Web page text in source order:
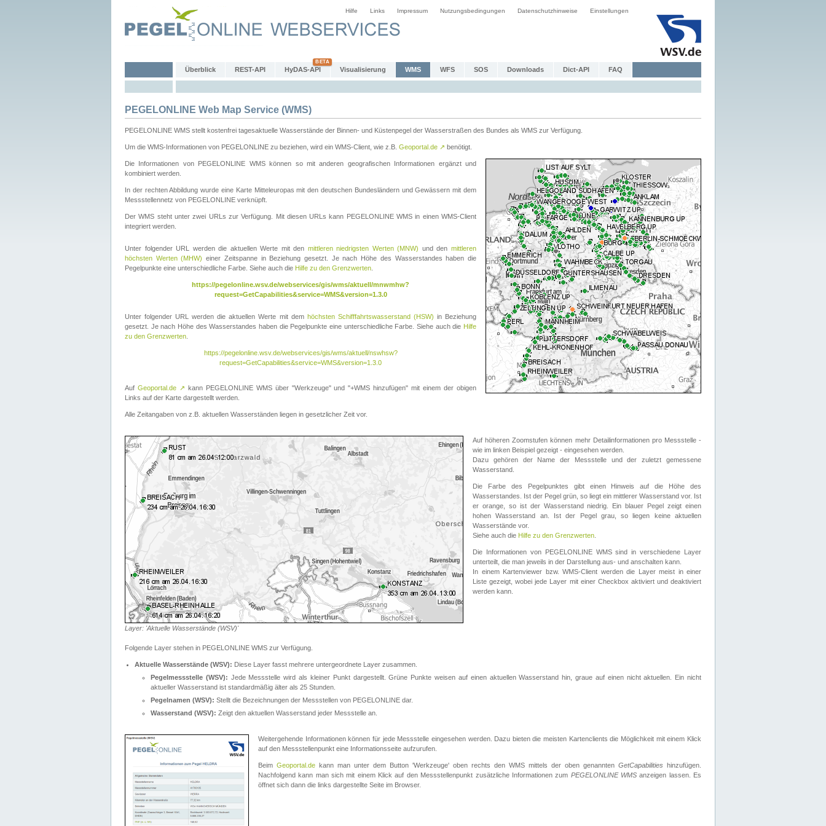
Hilfe Links Impressum Nutzungsbedingungen Datenschutzhinweise Einstellungen
Überblick REST-API HyDAS-API Visualisierung WMS WFS SOS Downloads Dict-API FAQ
PEGELONLINE Web Map Service (WMS)
PEGELONLINE WMS stellt kostenfrei tagesaktuelle Wasserstände der Binnen- und Küstenpegel der Wasserstraßen des Bundes als WMS zur Verfügung.
Um die WMS-Informationen von PEGELONLINE zu beziehen, wird ein WMS-Client, wie z.B. Geoportal.de ↗ benötigt.
Die Informationen von PEGELONLINE WMS können so mit anderen geografischen Informationen ergänzt und
kombiniert werden.
In der rechten Abbildung wurde eine Karte Mitteleuropas mit den deutschen Bundesländern und Gewässern mit dem
Messstellennetz von PEGELONLINE verknüpft.
Der WMS steht unter zwei URLs zur Verfügung. Mit diesen URLs kann PEGELONLINE WMS in einen WMS-Client
integriert werden.
Unter folgender URL werden die aktuellen Werte mit den mittleren niedrigsten Werten (MNW) und denmittleren
höchsten Werten (MHW) einer Zeitspanne in Beziehung gesetzt. Je nach Höhe des Wasserstandes haben die
Pegelpunkte eine unterschiedliche Farbe. Siehe auch die Hilfe zu den Grenzwerten
https://pegelonline.wsv.de/webservices/gis/wms/aktuell/mnwmhw?
request=GetCapabilities&service=WMS&version=1.3.0
Unter folgender URL werden die aktuellen Werte mit dem höchsten Schifffahrtswasserstand (HSW) in Beziehung
gesetzt. Je nach Höhe des Wasserstandes haben die Pegelpunkte eine unterschiedliche Farbe. Siehe auch die Hilfe
zu den Grenzwerten
https://pegelonline.wsv.de/webservices/gis/wms/aktuell/nswhsw?
request=GetCapabilities&service=WMS&version=1.3.0
Auf Geoportal.de ↗ kann PEGELONLINE WMS über "Werkzeuge" und "+WMS hinzufügen" mit einem der obigen
Links auf der Karte dargestellt werden.
Alle Zeitangaben von z.B. aktuellen Wasserständen liegen in gesetzlicher Zeit vor.
Layer: 'Aktuelle Wasserstände (WSV)'
Auf höheren Zoomstufen können mehr Detailinformationen pro Messstelle -
wie im linken Beispiel gezeigt - eingesehen werden.
Dazu gehören der Name der Messstelle und der zuletzt gemessene
Wasserstand.
Die Farbe des Pegelpunktes gibt einen Hinweis auf die Höhe des
Wasserstandes. Ist der Pegel grün, so liegt ein mittlerer Wasserstand vor. Ist
er orange, so ist der Wasserstand niedrig. Ein blauer Pegel zeigt einen
hohen Wasserstand an. Ist der Pegel grau, so liegen keine aktuellen
Wasserstände vor.
Siehe auch die Hilfe zu den Grenzwerten
Die Informationen von PEGELONLINE WMS sind in verschiedene Layer
unterteilt, die man jeweils in der Darstellung aus- und anschalten kann.
In einem Kartenviewer bzw. WMS-Client werden die Layer meist in einer
Liste gezeigt, wobei jede Layer mit einer Checkbox aktiviert und deaktiviert
werden kann.
Folgende Layer stehen in PEGELONLINE WMS zur Verfügung.
Aktuelle Wasserstände (WSV): Diese Layer fasst mehrere untergeordnete Layer zusammen.
Pegelmessstelle (WSV): Jede Messstelle wird als kleiner Punkt dargestellt. Grüne Punkte weisen auf einen aktuellen Wasserstand hin, graue auf einen nicht aktuellen. Ein nicht
aktueller Wasserstand ist standardmäßig älter als 25 Stunden.
Pegelnamen (WSV): Stellt die Bezeichnungen der Messstellen von PEGELONLINE dar.
Wasserstand (WSV): Zeigt den aktuellen Wasserstand jeder Messstelle an.
Weitergehende Informationen können für jede Messstelle eingesehen werden. Dazu bieten die meisten Kartenclients die Möglichkeit mit einem Klick
auf den Messstellenpunkt eine Informationsseite aufzurufen.
Beim Geoportal.de kann man unter dem Button 'Werkzeuge' oben rechts den WMS mittels der oben genannten GetCapabilities hinzufügen.
Nachfolgend kann man sich mit einem Klick auf den Messstellenpunkt zusätzliche Informationen zum PEGELONLINE WMSanzeigen lassen. Es
öffnet sich dann die links dargestellte Seite im Browser.